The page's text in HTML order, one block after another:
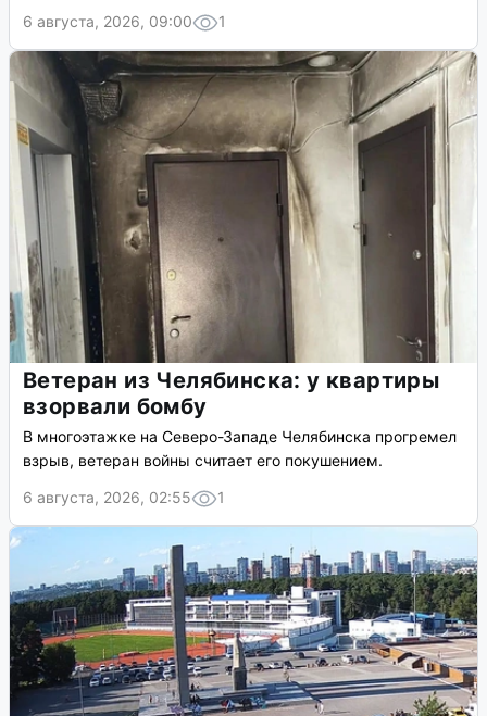
6 августа, 2026, 09:00 1
Ветеран из Челябинска: у квартиры
взорвали бомбу
В многоэтажке на Северо-Западе Челябинска прогремел
взрыв, ветеран войны считает его покушением.
6 августа, 2026, 02:55
1